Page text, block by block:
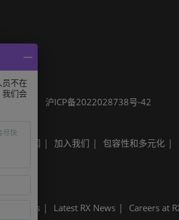
政策
沪ICP备2022028738号-42
励展新闻 加入我们 包容性和多元化
Events Latest RX News Careers at
员不在
我们会